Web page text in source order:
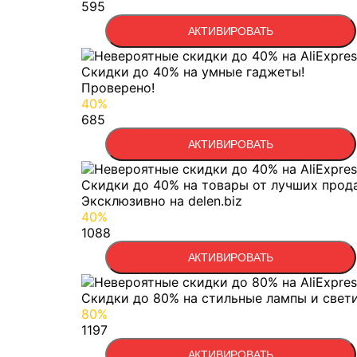
595
АКТИВИРОВАТЬ
Скидки до 40% на умные гаджеты!
Проверено!
40%
685
АКТИВИРОВАТЬ
Скидки до 40% на товары от лучших
Эксклюзивно на delen.biz
40%
1088
АКТИВИРОВАТЬ
Скидки до 80% на стильные лампы и
80%
1197